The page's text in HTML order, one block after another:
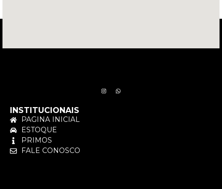
INSTITUCIONAIS
PAGINA INICIAL
ESTOQUE
PRIMOS
FALE CONOSCO